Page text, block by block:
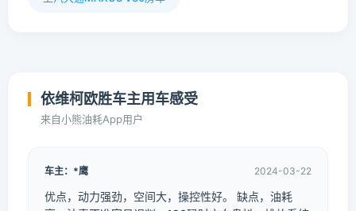
依维柯欧胜车主用车感受
来自小熊油耗App用户
车主：*鹰 2024-03-22
优点，动力强劲，空间大，操控性好。 缺点，油耗